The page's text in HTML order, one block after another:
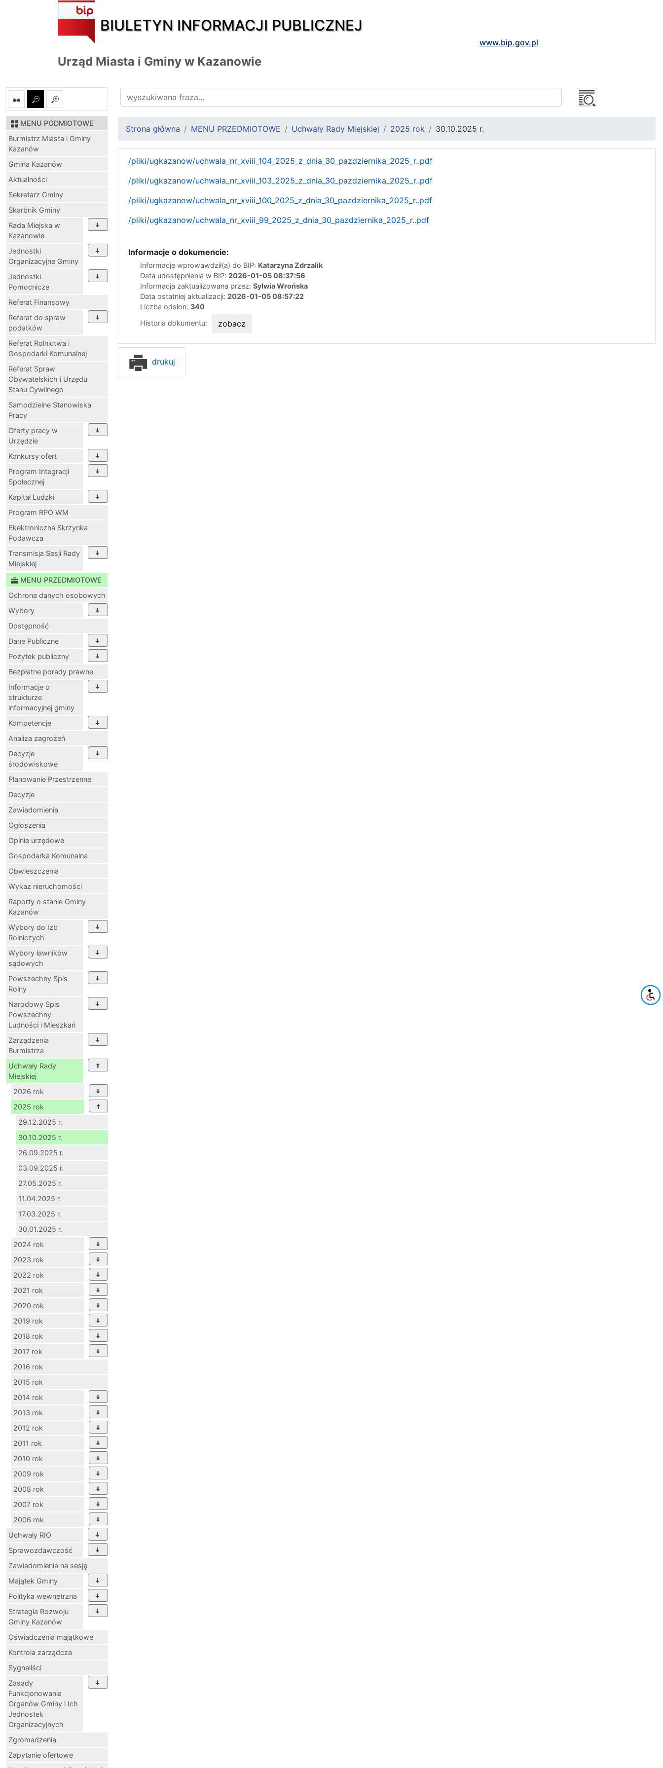
BIULETYN INFORMACJI PUBLICZNEJ
www.bip.gov.pl
Urząd Miasta i Gminy w Kazanowie
MENU PODMIOTOWE
Burmistrz Miasta i Gminy
Kazanów
Gmina Kazanów
Aktualności
Sekretarz Gminy
Skarbnik Gminy
Rada Miejska w
Kazanowie
Jednostki
Organizacyjne Gminy
Jednostki
Pomocnicze
Referat Finansowy
Referat do spraw
podatków
Referat Rolnictwa i
Gospodarki Komunalnej
Referat Spraw
Obywatelskich i Urzędu
Stanu Cywilnego
Samodzielne Stanowiska
Pracy
Oferty pracy w
Urzędzie
Konkursy ofert
Program Integracji
Społecznej
Kapitał Ludzki
Program RPO WM
Ekektroniczna Skrzynka
Podawcza
Transmisja Sesji Rady
Miejskiej
MENU PRZEDMIOTOWE
Ochrona danych osobowych
Wybory
Dostępność
Dane Publiczne
Pożytek publiczny
Bezpłatne porady prawne
Informacje o
strukturze
informacyjnej gminy
Kompetencje
Analiza zagrożeń
Decyzje
środowiskowe
Planowanie Przestrzenne
Decyzje
Zawiadomienia
Ogłoszenia
Opinie urzędowe
Gospodarka Komunalna
Obwieszczenia
Wykaz nieruchomości
Raporty o stanie Gminy
Kazanów
Wybory do Izb
Rolniczych
Wybory ławników
sądowych
Powszechny Spis
Rolny
Narodowy Spis
Powszechny
Ludności i Mieszkań
Zarządzenia
Burmistrza
Uchwały Rady
Miejskiej
2026 rok
2025 rok
29.12.2025 r.
30.10.2025 r.
26.09.2025 r.
03.09.2025 r.
27.05.2025 r.
11.04.2025 r.
17.03.2025 r.
30.01.2025 r.
2024 rok
2023 rok
2022 rok
2021 rok
2020 rok
2019 rok
2018 rok
2017 rok
2016 rok
2015 rok
2014 rok
2013 rok
2012 rok
2011 rok
2010 rok
2009 rok
2008 rok
2007 rok
2006 rok
Uchwały RIO
Sprawozdawczość
Zawiadomienia na sesję
Majątek Gminy
Polityka wewnętrzna
Strategia Rozwoju
Gminy Kazanów
Oświadczenia majątkowe
Kontrola zarządcza
Sygnaliści
Zasady
Funkcjonowania
Organów Gminy i Ich
Jednostek
Organizacyjnych
Zgromadzenia
Zapytanie ofertowe
Strona główna MENU PRZEDMIOTOWE Uchwały Rady Miejskiej 2025 rok 30.10.2025 r.
/pliki/ugkazanow/uchwala_nr_xviii_104_2025_z_dnia_30_pazdziernika_2025_r..pdf
/pliki/ugkazanow/uchwala_nr_xviii_103_2025_z_dnia_30_pazdziernika_2025_r..pdf
/pliki/ugkazanow/uchwala_nr_xviii_100_2025_z_dnia_30_pazdziernika_2025_r..pdf
/pliki/ugkazanow/uchwala_nr_xviii_99_2025_z_dnia_30_pazdziernika_2025_r..pdf
Informacje o dokumencie:
Informację wprowawdził(a) do BIP: Katarzyna Zdrzalik
Data udostępnienia w BIP: 2026-01-05 08:37:56
Informacja zaktualizowana przez: Sylwia Wrońska
Data ostatniej aktualizacji: 2026-01-05 08:57:22
Liczba odsłon: 340
Historia dokumentu:
zobacz
drukuj